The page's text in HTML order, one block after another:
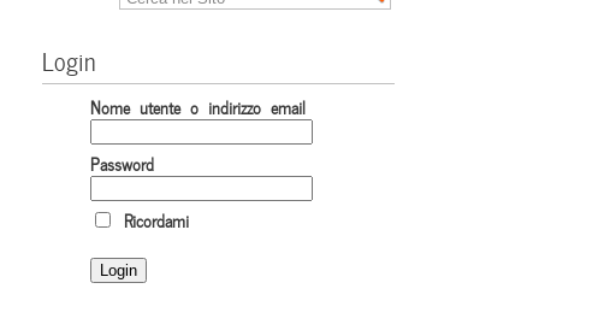
Login
Nome utente o indirizzo email
Password
Ricordami